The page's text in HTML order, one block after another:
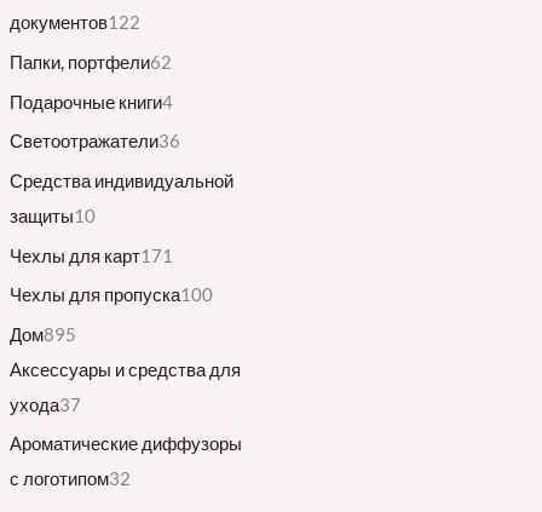
документов122
Папки, портфели62
Подарочные книги4
Светоотражатели36
Средства индивидуальной
защиты10
Чехлы для карт171
Чехлы для пропуска100
Дом895
Аксессуары и средства для
ухода37
Ароматические диффузоры
с логотипом32